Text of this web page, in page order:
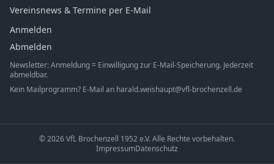
Vereinsnews & Termine per E-Mail
Anmelden
Abmelden
Newsletter: Anmeldung = Einwilligung zur E-Mail-Speicherung. Jederzeit
abmeldbar.
Kein Mailprogramm? E-Mail an harald.weishaupt@vfl-brochenzell.de
© 2026 VfL Brochenzell 1952 e.V. Alle Rechte vorbehalten.
ImpressumDatenschutz